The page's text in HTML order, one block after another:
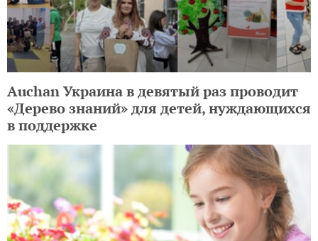
Auchan Украина в девятый раз проводит
«Дерево знаний» для детей, нуждающихся
в поддержке